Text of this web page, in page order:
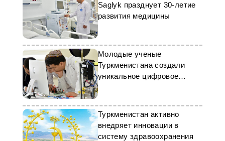
Saglyk празднует 30-летие
развития медицины
Молодые ученые
Туркменистана создали
уникальное цифровое
медоборудование
Туркменистан активно
внедряет инновации в
систему здравоохранения